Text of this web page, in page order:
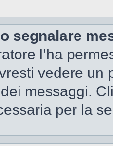
segnalare
l’ha
vedere un
messaggi.
per la